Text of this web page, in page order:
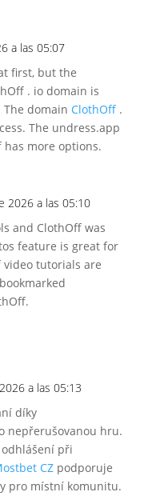
a las 05:07
first, but the
. io domain is
The domain ClothOff.
The undress.app
more options.
2026 a las 05:10
and ClothOff was
feature is great for
video tutorials are
a las 05:13
díky
nepřerušovanou hru.
při
CZpodporuje
pro místní komunitu.